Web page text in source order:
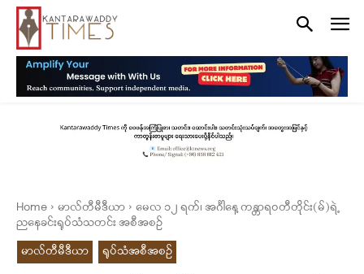
Home မာလ်တီမီဒီယာ
မေလ ၁၂ ရက်၊ အင်္ဂါနေ့ ကန္တာရဝတီတိုင်း(မ်)ရဲ့
ညနေခင်းရုပ်သံသတင်း အစီအစဉ်
မာလ်တီမီဒီယာ
ရုပ်သံအစီအစဉ်